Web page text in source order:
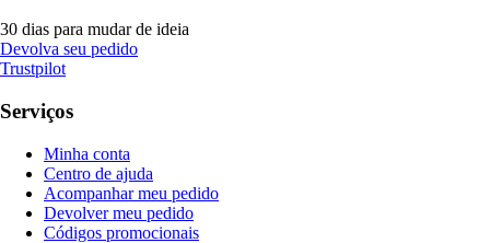
30 dias para mudar de ideia
Devolva seu pedido
Trustpilot
Serviços
Minha conta
Centro de ajuda
Acompanhar meu pedido
Devolver meu pedido
Códigos promocionais